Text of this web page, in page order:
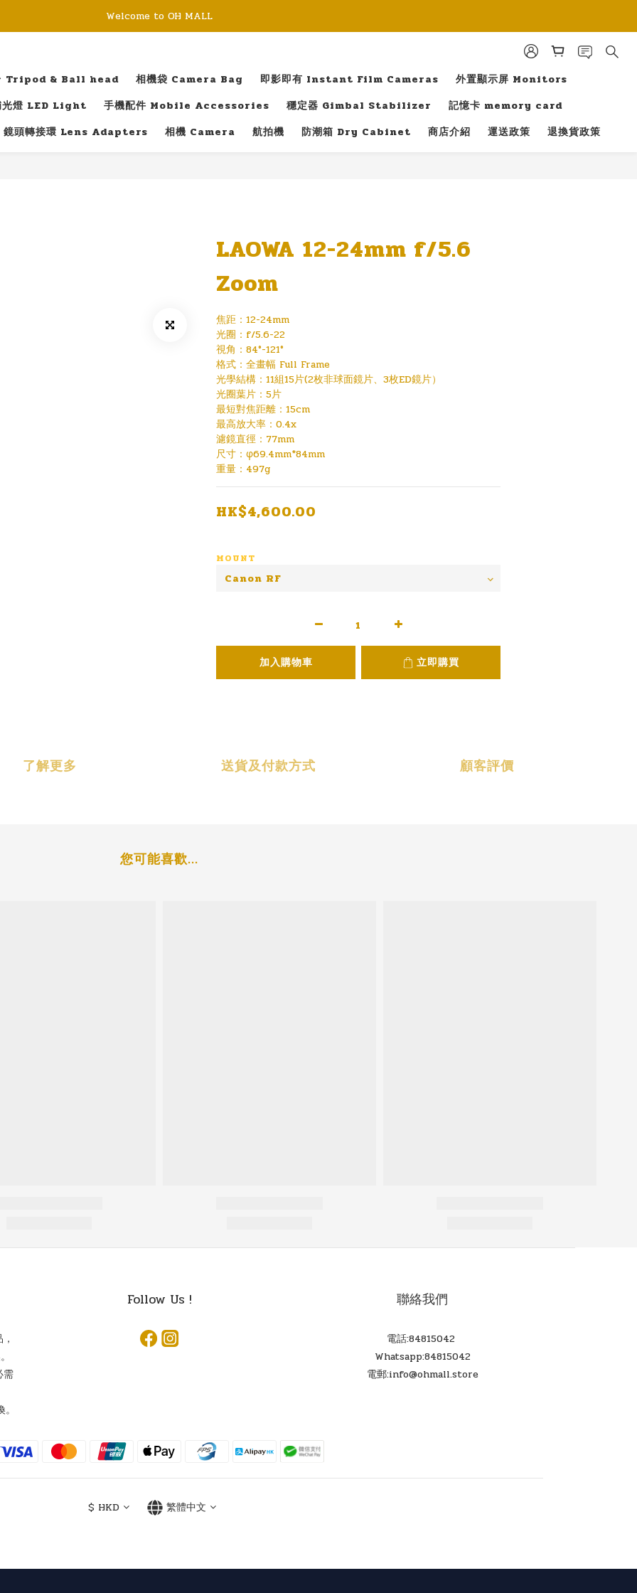
Welcome to OH MALL
Tripod & Ball head 相機袋 Camera Bag 即影即有 Instant Film Cameras
外置顯示屏 Monitors
光燈 LED Light
手機配件 Mobile Accessories 穩定器 Gimbal Stabilizer
記憶卡 memory card
鏡頭轉接環 Lens Adapters
相機 Camera 航拍機 防潮箱 Dry Cabinet 商店介紹 運送政策 退換貨政策
LAOWA 12-24mm f/5.6
Zoom
焦距：12-24mm
光圈：f/5.6-22
視角：84°-121°
格式：全畫幅 Full Frame
光學結構：11組15片(2枚非球面鏡片、3枚ED鏡片）
光圈葉片：5片
最短對焦距離：15cm
最高放大率：0.4x
濾鏡直徑：77mm
尺寸：φ69.4mm*84mm
重量：497g
HK$4,600.00
MOUNT
加入購物車 立即購買
了解更多 送貨及付款方式 顧客評價
您可能喜歡...
需
Follow Us ! 聯絡我們
電話:84815042
Whatsapp:84815042
電郵:info@ohmall.store
$ HKD 繁體中文